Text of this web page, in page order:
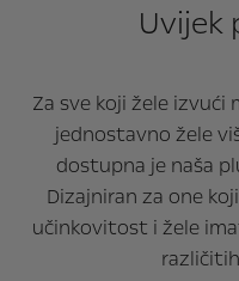
Uvijek
Za sve koji žele izvući
jednostavno žele
dostupna je naša
Dizajniran za one
učinkovitost i žele